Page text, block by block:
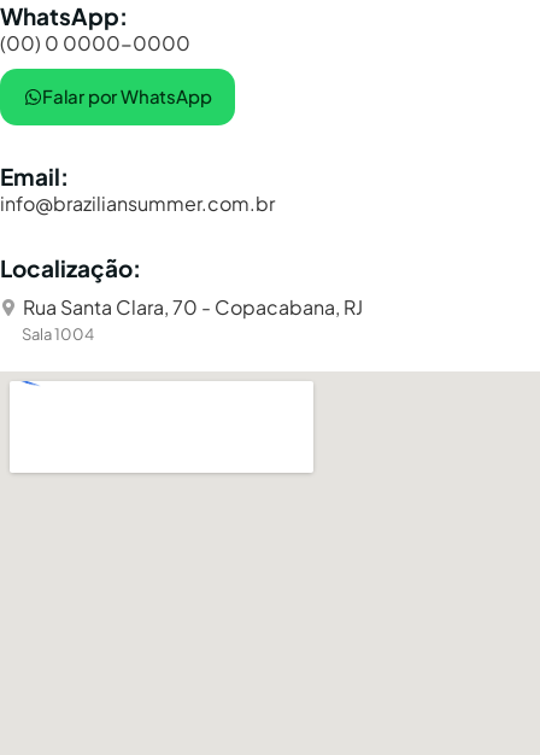
WhatsApp:
(00) 0 0000-0000
Falar por WhatsApp
Email:
info@braziliansummer.com.br
Localização:
Rua Santa Clara, 70 - Copacabana, RJ
Sala 1004